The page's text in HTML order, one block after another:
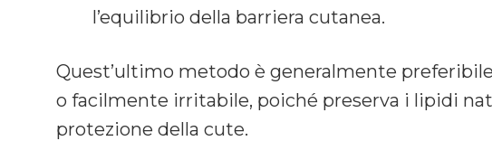
l’equilibrio della barriera cutanea.
Quest’ultimo metodo è generalmente
o facilmente irritabile, poiché preserva i lipidi
protezione della cute.